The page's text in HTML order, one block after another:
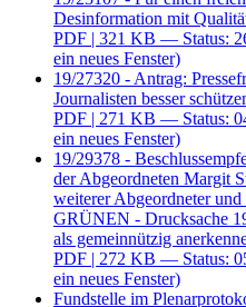
Desinformation mit
PDF | 321 KB — Status:
ein neues Fenster)
19/27320 - Antrag:
Journalisten besser
PDF | 271 KB — Status:
ein neues Fenster)
19/29378 -
der Abgeordneten Margit
weiterer Abgeordneter
GRÜNEN - Drucksache
als gemeinnützig
PDF | 272 KB — Status:
ein neues Fenster)
Fundstelle im